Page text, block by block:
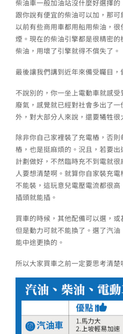
柴油車一般加油站沒什麼好選擇
跟你說有便宜的柴油可以加，那可
以前有些商用車都用船用柴油，
煙。現在的柴油引擎都是很精密
柴油，用壞了引擎就得不償失了。
最後讓我們講到近年來備受矚目，
不說別的，你一坐上電動車就感
廢氣，感覺就已經對社會多出了
外，對大部分人來說，還要犧牲很
除非你自己家裡裝了充電樁，否
樁，也是挺麻煩的。況且，若要
計劃做好，不然臨時充不到電就
人要想清楚啊。就算你自家裝充
不能裝，這玩意兒電壓電流都很
插頭就能插。
買車的時候，其他配備可以選，或
但是動力可就不能換了。選了汽
能中途更換的。
所以大家買車之前一定要思考清楚